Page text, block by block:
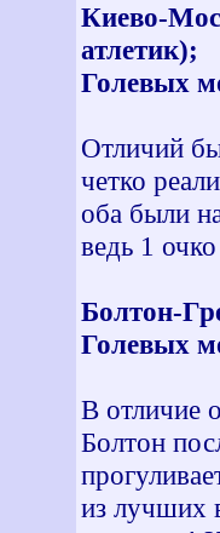
Киево-
атлетик);
Голевых
Отличий
четко
оба были
ведь 1
Болтон-
Голевых
В отличие
Болтон
из лучших